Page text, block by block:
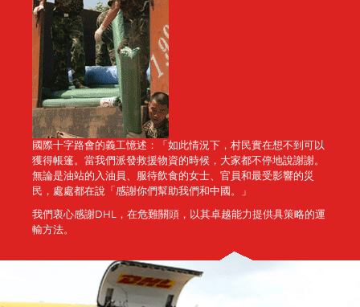
國際十字路會的義工憶述：「如此情況下，村民實在想不到可以
獲得帳篷。當我們派發救援物資的時候，大家都不停地說謝謝。
無論是油站的入油員、服待飲食的女士、官員和最受影響的災
民，處處都在說「感謝你們幫助我們和中國。」
我們衷心感謝DHL，在危難關頭，以其卓越能力提供具策略的運
輸方法。